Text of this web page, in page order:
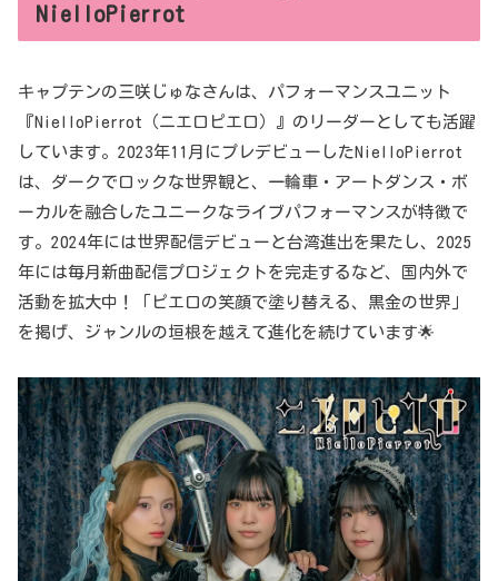
NielloPierrot
キャプテンの三咲じゅなさんは、パフォーマンスユニット
『NielloPierrot（ニエロピエロ）』のリーダーとしても活躍
しています。2023年11月にプレデビューしたNielloPierrot
は、ダークでロックな世界観と、一輪車・アートダンス・ボ
ーカルを融合したユニークなライブパフォーマンスが特徴で
す。2024年には世界配信デビューと台湾進出を果たし、2025
年には毎月新曲配信プロジェクトを完走するなど、国内外で
活動を拡大中！「ピエロの笑顔で塗り替える、黒金の世界」
を掲げ、ジャンルの垣根を越えて進化を続けています🌟